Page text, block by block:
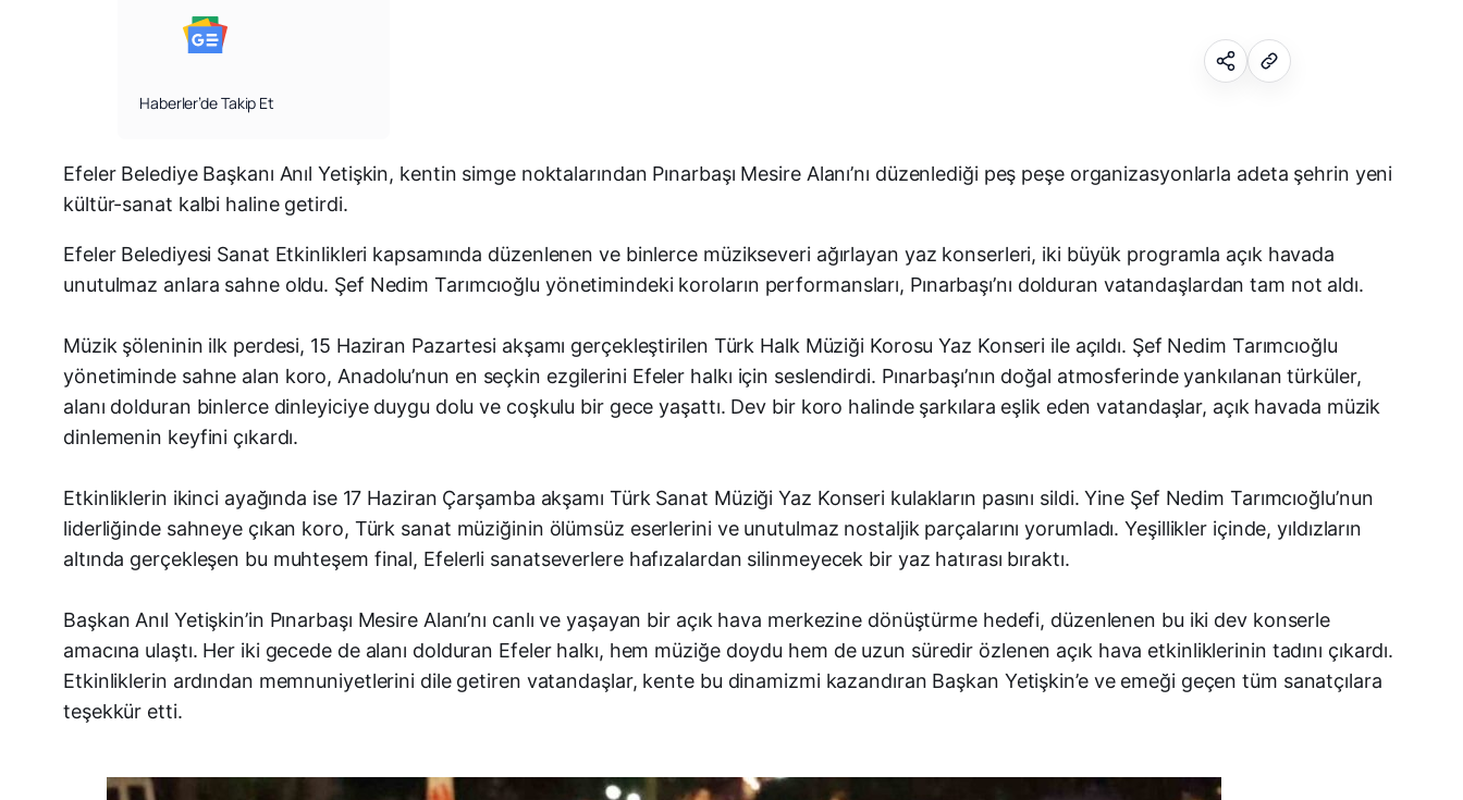
Haberler’de Takip Et
Facebook
WhatsApp
LinkedIn
Efeler Belediye Başkanı Anıl Yetişkin, kentin simge noktalarından Pınarbaşı Mesire Alanı’nı düzenlediği peş peşe organizasyonlarla adeta şehrin yeni
kültür-sanat kalbi haline getirdi.
Efeler Belediyesi Sanat Etkinlikleri kapsamında düzenlenen ve binlerce müzikseveri ağırlayan yaz konserleri, iki büyük programla açık havada
unutulmaz anlara sahne oldu. Şef Nedim Tarımcıoğlu yönetimindeki koroların performansları, Pınarbaşı’nı dolduran vatandaşlardan tam not aldı.
Müzik şöleninin ilk perdesi, 15 Haziran Pazartesi akşamı gerçekleştirilen Türk Halk Müziği Korosu Yaz Konseri ile açıldı. Şef Nedim Tarımcıoğlu
yönetiminde sahne alan koro, Anadolu’nun en seçkin ezgilerini Efeler halkı için seslendirdi. Pınarbaşı’nın doğal atmosferinde yankılanan türküler,
alanı dolduran binlerce dinleyiciye duygu dolu ve coşkulu bir gece yaşattı. Dev bir koro halinde şarkılara eşlik eden vatandaşlar, açık havada müzik
dinlemenin keyfini çıkardı.
Etkinliklerin ikinci ayağında ise 17 Haziran Çarşamba akşamı Türk Sanat Müziği Yaz Konseri kulakların pasını sildi. Yine Şef Nedim Tarımcıoğlu’nun
liderliğinde sahneye çıkan koro, Türk sanat müziğinin ölümsüz eserlerini ve unutulmaz nostaljik parçalarını yorumladı. Yeşillikler içinde, yıldızların
altında gerçekleşen bu muhteşem final, Efelerli sanatseverlere hafızalardan silinmeyecek bir yaz hatırası bıraktı.
Başkan Anıl Yetişkin’in Pınarbaşı Mesire Alanı’nı canlı ve yaşayan bir açık hava merkezine dönüştürme hedefi, düzenlenen bu iki dev konserle
amacına ulaştı. Her iki gecede de alanı dolduran Efeler halkı, hem müziğe doydu hem de uzun süredir özlenen açık hava etkinliklerinin tadını çıkardı.
Etkinliklerin ardından memnuniyetlerini dile getiren vatandaşlar, kente bu dinamizmi kazandıran Başkan Yetişkin’e ve emeği geçen tüm sanatçılara
teşekkür etti.